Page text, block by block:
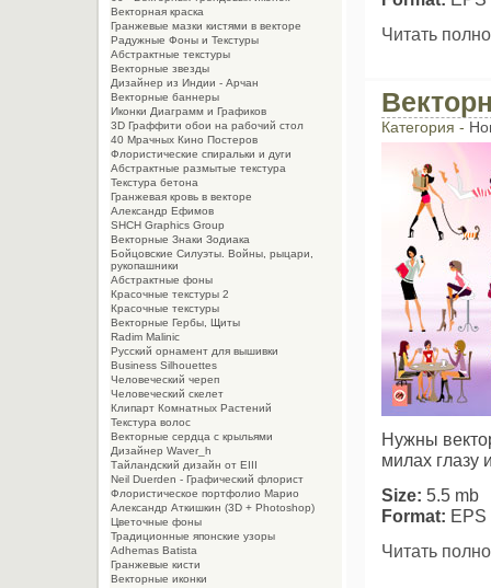
Читать
Категория -
Нужны
милах глазу
Size: 5.5 mb
Format: EPS
Читать
Векторная краска
Гранжевые мазки кистями в векторе
Радужные Фоны и Текстуры
Абстрактные текстуры
Векторные звезды
Дизайнер из Индии - Арчан
Векторные баннеры
Иконки Диаграмм и Графиков
3D Граффити обои на рабочий стол
40 Мрачных Кино Постеров
Флористические спиральки и дуги
Абстрактные размытые текстура
Текстура бетона
Гранжевая кровь в векторе
Александр Ефимов
SHCH Graphics Group
Векторные Знаки Зодиака
Бойцовские Силуэты. Войны, рыцари,
рукопашники
Абстрактные фоны
Красочные текстуры 2
Красочные текстуры
Векторные Гербы, Щиты
Radim Malinic
Русский орнамент для вышивки
Business Silhouettes
Человеческий череп
Человеческий скелет
Клипарт Комнатных Растений
Текстура волос
Векторные сердца с крыльями
Дизайнер Waver_h
Тайландский дизайн от EIII
Neil Duerden - Графический флорист
Флористическое портфолио Марио
Александр Аткишкин (3D + Photoshop)
Цветочные фоны
Традиционные японские узоры
Adhemas Batista
Гранжевые кисти
Векторные иконки